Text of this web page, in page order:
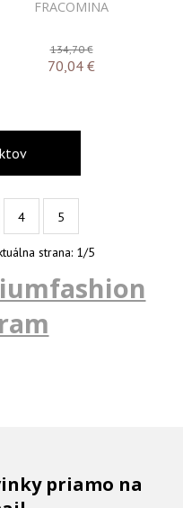
FRACOMINA
134,70 €
70,04 €
4 5
strana: 1/5
priamo na